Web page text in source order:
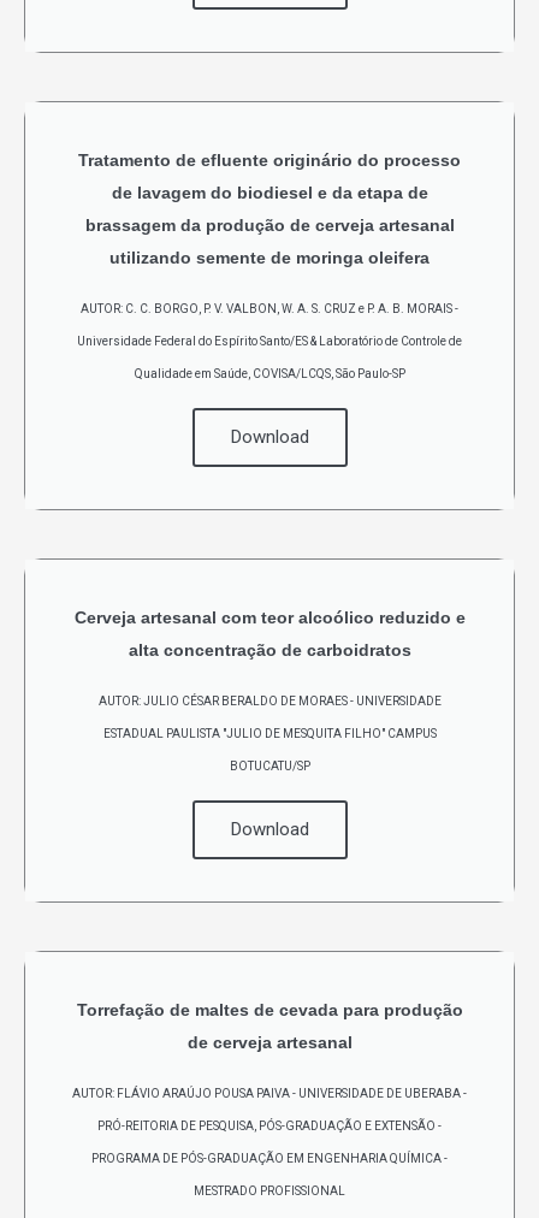
Tratamento de efluente originário do processo
de lavagem do biodiesel e da etapa de
brassagem da produção de cerveja artesanal
utilizando semente de moringa oleifera
AUTOR: C. C. BORGO, P. V. VALBON, W. A. S. CRUZ e P. A. B. MORAIS -
Universidade Federal do Espírito Santo/ES & Laboratório de Controle de
Qualidade em Saúde, COVISA/LCQS, São Paulo-SP
Download
Cerveja artesanal com teor alcoólico reduzido e
alta concentração de carboidratos
AUTOR: JULIO CÉSAR BERALDO DE MORAES - UNIVERSIDADE
ESTADUAL PAULISTA "JULIO DE MESQUITA FILHO" CAMPUS
BOTUCATU/SP
Download
Torrefação de maltes de cevada para produção
de cerveja artesanal
AUTOR: FLÁVIO ARAÚJO POUSA PAIVA - UNIVERSIDADE DE UBERABA -
PRÓ-REITORIA DE PESQUISA, PÓS-GRADUAÇÃO E EXTENSÃO -
PROGRAMA DE PÓS-GRADUAÇÃO EM ENGENHARIA QUÍMICA -
MESTRADO PROFISSIONAL